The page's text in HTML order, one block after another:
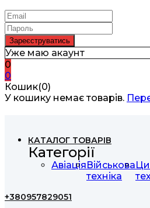
Уже маю акаунт
0
0
Кошик(0)
У кошику немає товарів.
КАТАЛОГ ТОВАРІВ
Категорії
АвіаціяВійськова
техніка
+380957829051